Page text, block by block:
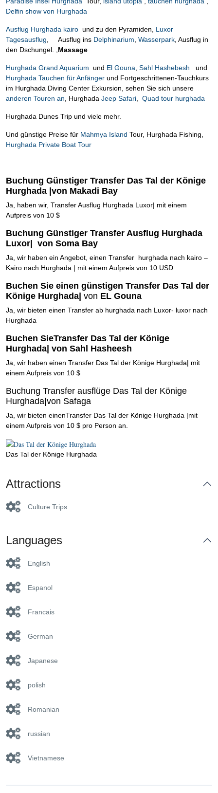
Delfin show von Hurghada
Ausflug Hurghada kairo und zu den Pyramiden, Luxor
Tagesausflug , Ausflug ins Delphinarium Wasserpark , Ausflug in
den Dschungel. , Massage
Hurghada Grand Aquarium und El Gouna Sahl Hashebesh und
Hurghada Tauchen für Anfänger und Fortgeschrittenen-Tauchkurs
im Hurghada Diving Center Exkursion, sehen Sie sich unsere
anderen Touren an , Hurghada Jeep Safari Quad tour hurghada
Hurghada Dunes Trip und viele mehr.
Und günstige Preise für Mahmya Island Tour, Hurghada Fishing,
Hurghada Private Boat Tour
Buchung Günstiger Transfer Das Tal der Könige
Hurghada |von Makadi Bay
Ja, haben wir, Transfer Ausflug Hurghada Luxor| mit einem
Aufpreis von 10 $
Buchung Günstiger Transfer Ausflug Hurghada
Luxor| von Soma Bay
Ja, wir haben ein Angebot, einen Transfer hurghada nach kairo –
Kairo nach Hurghada | mit einem Aufpreis von 10 USD
Buchen Sie einen günstigen Transfer Das Tal der
Könige Hurghada| von EL Gouna
Ja, wir bieten einen Transfer ab hurghada nach Luxor- luxor nach
Hurghada
Buchen SieTransfer Das Tal der Könige
Hurghada| von Sahl Hasheesh
Ja, wir haben einen Transfer Das Tal der Könige Hurghada| mit
einem Aufpreis von 10 $
Buchung Transfer ausflüge Das Tal der Könige
Hurghada|von Safaga
Ja, wir bieten einenTransfer Das Tal der Könige Hurghada |mit
einem Aufpreis von 10 $ pro Person an.
Das Tal der Könige Hurghada
Attractions
Culture Trips
Languages
English
Espanol
Francais
German
Japanese
polish
Romanian
russian
Vietnamese